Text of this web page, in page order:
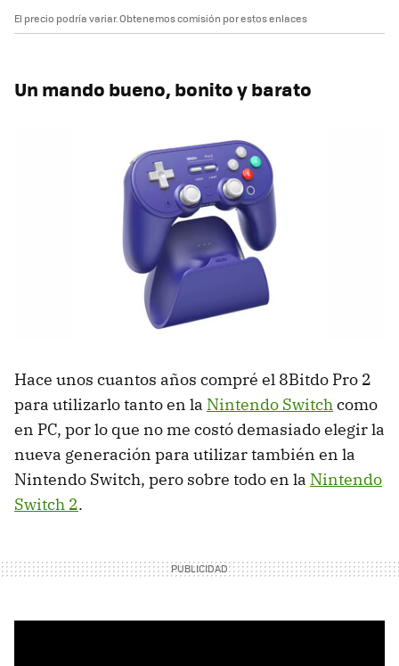
El precio podría variar. Obtenemos comisión por estos enlaces
Un mando bueno, bonito y barato
Hace unos cuantos años compré el 8Bitdo Pro 2
para utilizarlo tanto en la Nintendo Switchcomo
en PC, por lo que no me costó demasiado elegir la
nueva generación para utilizar también en la
Nintendo Switch, pero sobre todo en la Nintendo
Switch 2.